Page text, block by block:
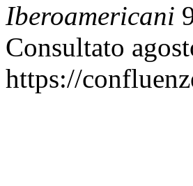
Iberoamericani
Consultato
https://